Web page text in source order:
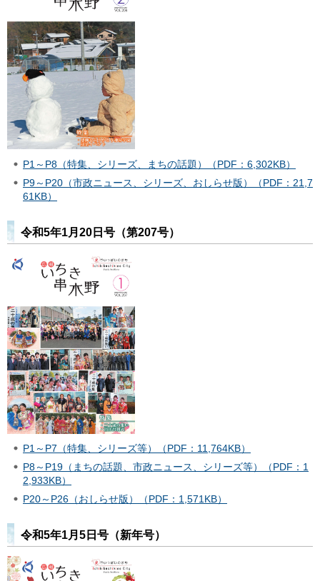
P1～P8（特集、シリーズ、まちの話題）（PDF：6,302KB）
P9～P20（市政ニュース、シリーズ、おしらせ版）（PDF：21,7
61KB）
令和5年1月20日号（第207号）
P1～P7（特集、シリーズ等）（PDF：11,764KB）
P8～P19（まちの話題、市政ニュース、シリーズ等）（PDF：1
2,933KB）
P20～P26（おしらせ版）（PDF：1,571KB）
令和5年1月5日号（新年号）